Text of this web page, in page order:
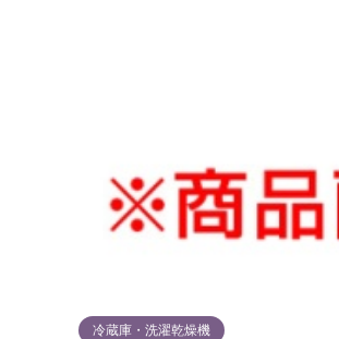
冷蔵庫・洗濯乾燥機